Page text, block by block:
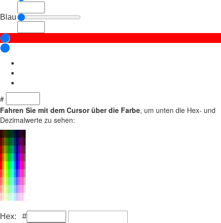
Blau
#
Fahren Sie mit dem Cursor über die Farbe, um unten die Hex- und
Dezimalwerte zu sehen:
Hex: #